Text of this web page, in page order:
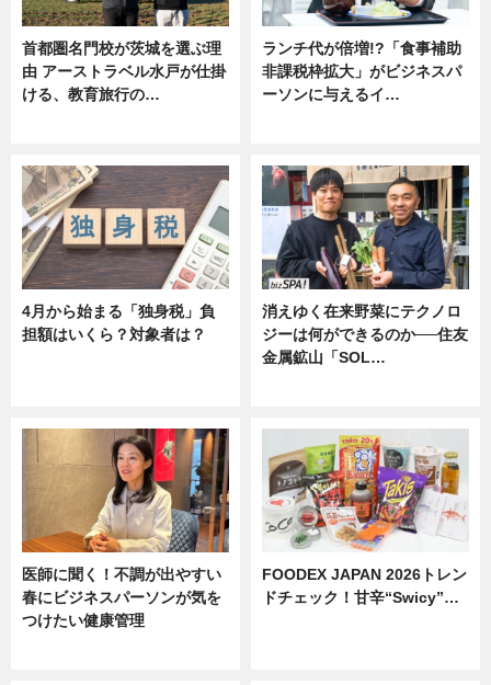
首都圏名門校が茨城を選ぶ理
由 アーストラベル水戸が仕掛
ける、教育旅行の…
ランチ代が倍増!?「食事補助
非課税枠拡大」がビジネスパ
ーソンに与えるイ…
4月から始まる「独身税」負
担額はいくら？対象者は？
消えゆく在来野菜にテクノロ
ジーは何ができるのか──住友
金属鉱山「SOL…
医師に聞く！不調が出やすい
春にビジネスパーソンが気を
つけたい健康管理
FOODEX JAPAN 2026トレン
ドチェック！甘辛“Swicy”…